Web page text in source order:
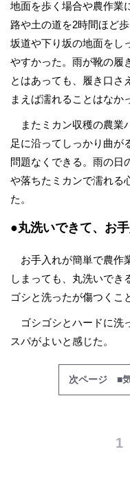
地面を歩く場合や農作業
路や土の道を2時間ほど
坂道や下り坂の地面をし
やすかった。雨が靴の履
とはあっても、履き口さ
まえば濡れることはなか
またミカン収穫の農業
足に沿ってしっかり曲が
問題なくできる。雨の日
や落ちたミカンで濡れる
た。
●丸洗いできて、お
お手入れが簡単で農作
しまっても、丸洗いでき
ゴシと洗ったが傷つくこ
ゴシゴシとハードに洗
スパがよいと感じた。
次ページ ■
1